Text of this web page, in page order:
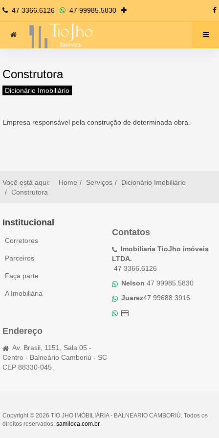
47 3366.6126 47 99985.5830
Construtora
Dicionário Imobiliário
Empresa responsável pela construção de determinada obra.
Você está aqui: Home Serviços
Dicionário Imobiliário
Construtora
Institucional
Corretores
Parceiros
Faça parte
A Imobiliária
Contatos
Imobilíaria TioJho imóveis
LTDA.
47 3366.6126
Nelson 47 99985.5830
Juarez47 99688 3916
Endereço
Av. Brasil, 1151, Sala 05 -
Centro - Balneário Camboriú - SC
CEP 88330-045
Copyright © 2026 TIO JHO IMÓBILIÁRIA - BALNEARIO CAMBORIÚ. Todos os
direitos reservados. samiloca.com.br.